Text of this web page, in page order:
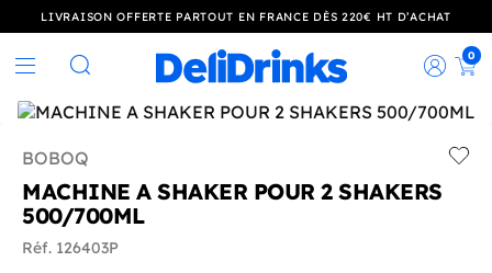
LIVRAISON OFFERTE PARTOUT EN FRANCE DÈS 220€ HT D’ACHAT
Rechercher
0
BOBOQ
MACHINE A SHAKER POUR 2 SHAKERS
500/700ML
Réf. 126403P